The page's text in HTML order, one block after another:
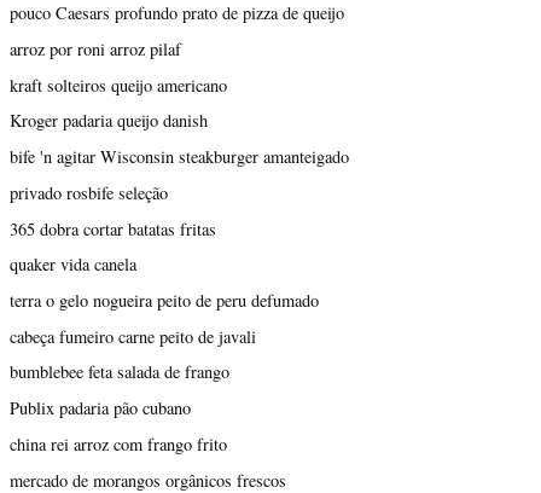
pouco Caesars profundo prato de pizza de queijo
arroz por roni arroz pilaf
kraft solteiros queijo americano
Kroger padaria queijo danish
bife 'n agitar Wisconsin steakburger amanteigado
privado rosbife seleção
365 dobra cortar batatas fritas
quaker vida canela
terra o gelo nogueira peito de peru defumado
cabeça fumeiro carne peito de javali
bumblebee feta salada de frango
Publix padaria pão cubano
china rei arroz com frango frito
mercado de morangos orgânicos frescos